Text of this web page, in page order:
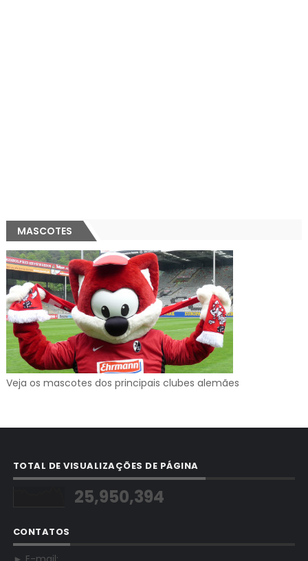
MASCOTES
Veja os mascotes dos principais clubes alemães
TOTAL DE VISUALIZAÇÕES DE PÁGINA
25,950,394
CONTATOS